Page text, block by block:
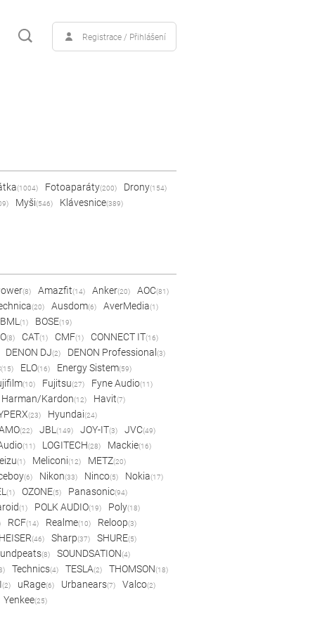
Registrace / Přihlášení
(1004) Fotoaparáty(200) Drony(154)
Myši(546) Klávesnice(389)
(8) Amazfit(14) Anker(20) AOC(81)
(20) Ausdom(6) AverMedia(1)
BML(1) BOSE(19)
(8) CAT(1) CMF(1) CONNECT IT(16)
DENON DJ(2) DENON Professional (3)
(15) ELO(16) Energy Sistem(59)
(10) Fujitsu(27) Fyne Audio(11)
Harman/Kardon(12) Havit(7)
(23) Hyundai(24)
(22) JBL(149) JOY-IT(3) JVC(49)
(11) LOGITECH(28) Mackie(16)
(1) Meliconi(12) METZ(20)
(6) Nikon(33) Ninco(5) Nokia(17)
(1) OZONE(5) Panasonic(94)
(1) POLK AUDIO(19) Poly(18)
RCF(14) Realme(10) Reloop(3)
(46) Sharp(37) SHURE(5)
(8) SOUNDSATION(4)
Technics(4) TESLA(2) THOMSON(18)
(2) uRage(6) Urbanears(7) Valco(2)
Yenkee(25)